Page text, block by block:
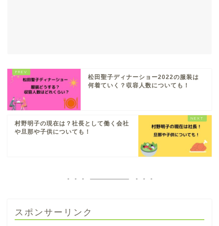
松田聖子ディナーショー2022の服装は
何着ていく？収容人数についても！
村野明子の現在は？社長として働く会社
や旦那や子供についても！
スポンサーリンク